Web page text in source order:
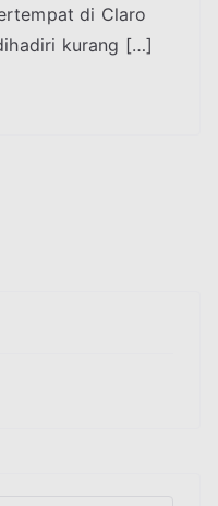
di Claro
kurang […]